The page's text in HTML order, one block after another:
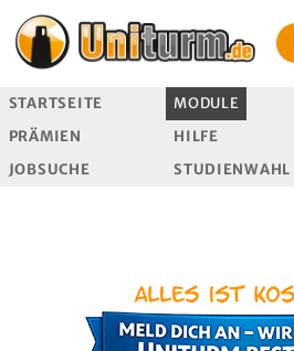
STARTSEITE MODULE
PRÄMIEN
HILFE
JOBSUCHE
STUDIENWAHL